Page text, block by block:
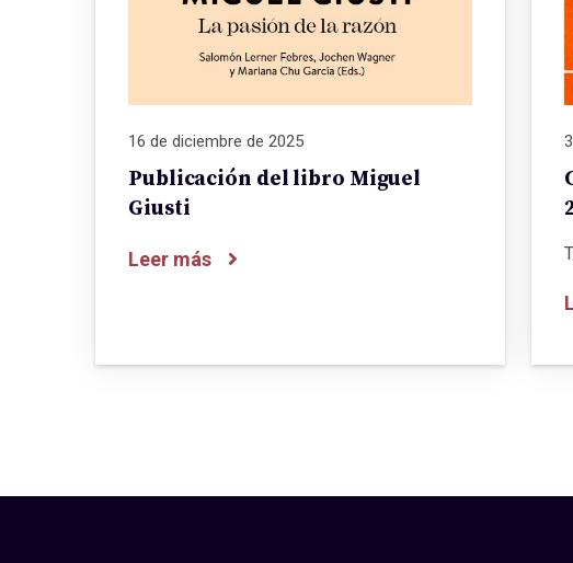
16 de diciembre de 2025
Publicación del libro Miguel
Giusti
Leer más